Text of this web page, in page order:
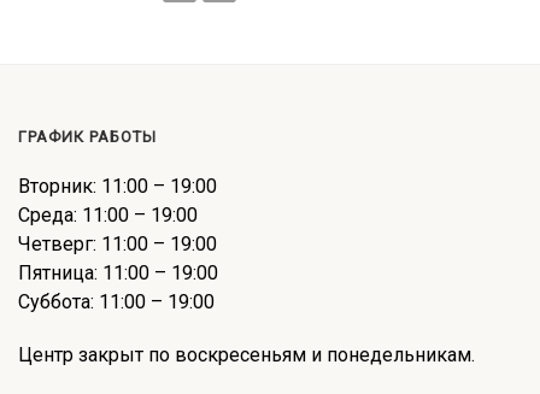
ГРАФИК РАБОТЫ
Вторник: 11:00 – 19:00
Среда: 11:00 – 19:00
Четверг: 11:00 – 19:00
Пятница: 11:00 – 19:00
Суббота: 11:00 – 19:00
Центр закрыт по воскресеньям и понедельникам.